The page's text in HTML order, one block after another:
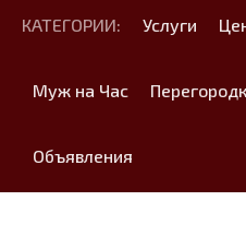
КАТЕГОРИИ: Услуги
Муж на Час
Объявления